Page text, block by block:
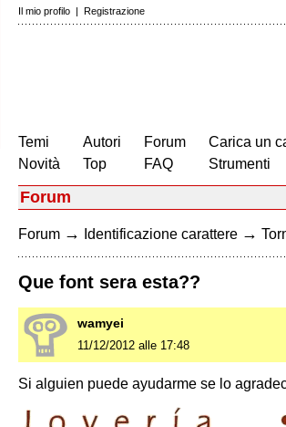
Il mio profilo | Registrazione
Temi
Novità
Autori
Top
Forum
FAQ
Carica un
Strumenti
Forum
Forum → Identificazione carattere →
Que font sera esta??
wamyei
11/12/2012 alle 17:48
Si alguien puede ayudarme se lo